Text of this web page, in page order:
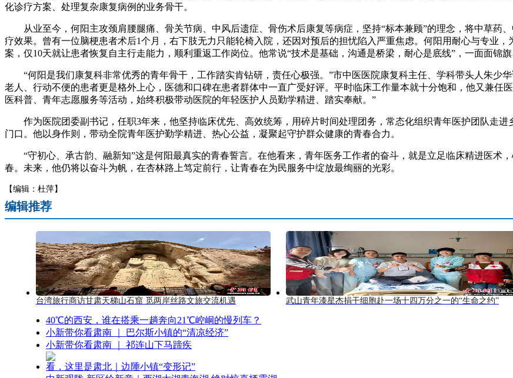
化诊疗方案、处理复杂康复病例的业务骨干。
从业至今，何阳主攻颈肩腰腿痛、骨关节病、中风后遗症、骨伤术后康复等病症，坚持“标本兼顾”的理念，将中草药
疗效果。曾有一位脑梗患者术后1个月，右下肢无力只能轮椅入院，还因对预后的担忧陷入严重焦虑。何阳用耐心与专业
案，仅10天就让患者恢复自主行走能力，顺利重返工作岗位。他常说“技术是基础，沟通是桥梁，耐心是底线”，一面面锦
“何阳是我们康复科非常优秀的青年骨干，工作踏实肯钻研，责任心极强。”市中医医院康复科主任、学科带头人朱少
老人、行动不便的患者更是格外上心，医德和口碑在患者群体中一直广受好评。平时临床工作量本就十分饱和，他又兼任
医科普、青年志愿服务等活动，始终积极带动医院的年轻医护人员勤学精进、踏实奉献。”
作为医院团委副书记，任职3年来，他坚持临床优先、高效统筹，用碎片时间处理团务，常态化组织青年医护团队走进
门口。他以身作则，带动全院青年医护勤学精进、热心公益，凝聚起守护群众健康的青春合力。
“守初心、承古韵、融新知”这是何阳最真实的青春誓言。在他看来，青年医务工作者的奋斗，就是立足临床精进医术
春。未来，他仍将以奋斗为帆，在杏林路上笃定前行，让青春在为民服务中绽放最绚丽的光彩。
【编辑：杜萍】
编辑推荐
台湾旅行商访甘肃天梯山石窟 觅两岸丝路文旅交流机遇 武山青年漆星杰捐干细胞赴一场十四万分之一的“生命之约”
40℃的西安，谁在搭乘一趟奔向21℃崆峒的慢列车？
小新带你看肃南 ｜ 巴尔斯小镇的“清凉经济”
小新带你看肃南 ｜ 祁连山下马蹄疾
看，这里是肃北｜边陲小镇“变形记”